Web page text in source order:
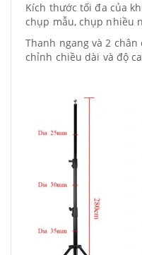
Kích thước tối đa của
chụp mẫu, chụp nhiều
Thanh ngang và 2
chỉnh chiều dài và độ